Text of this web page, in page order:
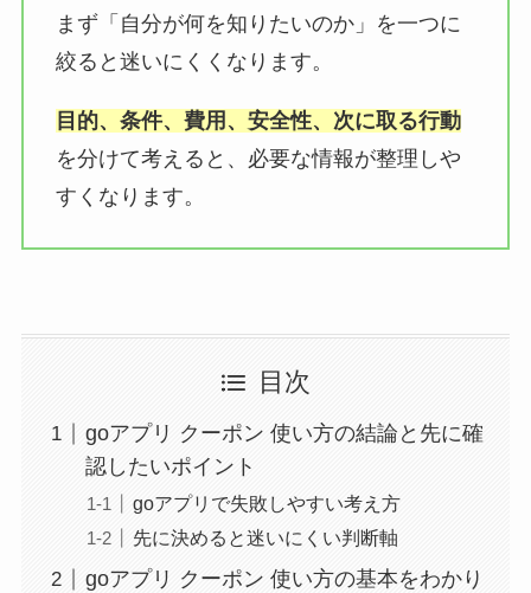
まず「自分が何を知りたいのか」を一つに
絞ると迷いにくくなります。
目的、条件、費用、安全性、次に取る行動
を分けて考えると、必要な情報が整理しや
すくなります。
目次
goアプリ クーポン 使い方の結論と先に確
認したいポイント
goアプリで失敗しやすい考え方
先に決めると迷いにくい判断軸
goアプリ クーポン 使い方の基本をわかり